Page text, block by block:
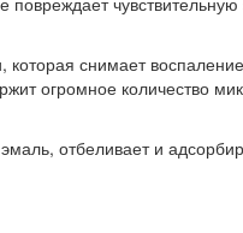
снимает
огромное количество
отбеливает и